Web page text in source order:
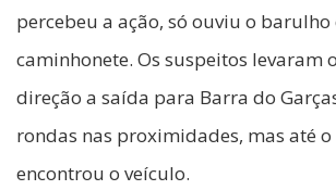
percebeu a ação, só ouviu o
caminhonete. Os suspeitos levaram
direção a saída para Barra do
rondas nas proximidades, mas até
encontrou o veículo.